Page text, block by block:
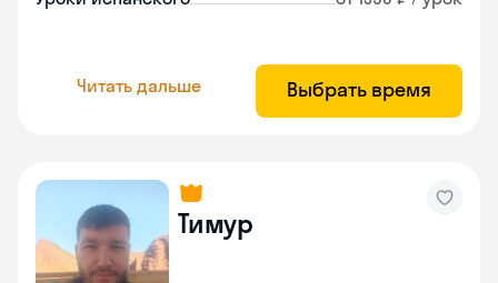
Читать дальше Выбрать время
Тимур